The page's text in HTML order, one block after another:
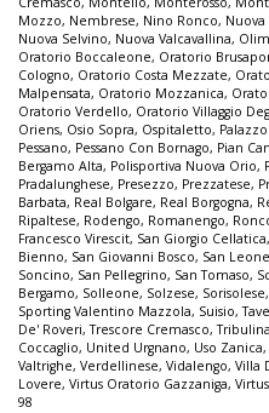
Mozzo, Nembrese, Nino Ronco,
Nuova Selvino, Nuova Valcavallina,
Oratorio Boccaleone, Oratorio
Cologno, Oratorio Costa Mezzate,
Malpensata, Oratorio Mozzanica,
Oratorio Verdello, Oratorio Villaggio
Oriens, Osio Sopra, Ospitaletto,
Pessano, Pessano Con Bornago, Pian
Bergamo Alta, Polisportiva Nuova Orio,
Pradalunghese, Presezzo, Prezzatese,
Barbata, Real Bolgare, Real Borgogna,
Ripaltese, Rodengo, Romanengo,
Francesco Virescit, San Giorgio Cellatica,
Bienno, San Giovanni Bosco, San Leone
Soncino, San Pellegrino, San Tomaso,
Bergamo, Solleone, Solzese, Sorisolese,
Sporting Valentino Mazzola, Suisio,
De' Roveri,Trescore Cremasco,Tribulina
Coccaglio, United Urgnano, Uso Zanica,
Valtrighe, Verdellinese, Vidalengo, Villa
Lovere, Virtus Oratorio Gazzaniga,
98